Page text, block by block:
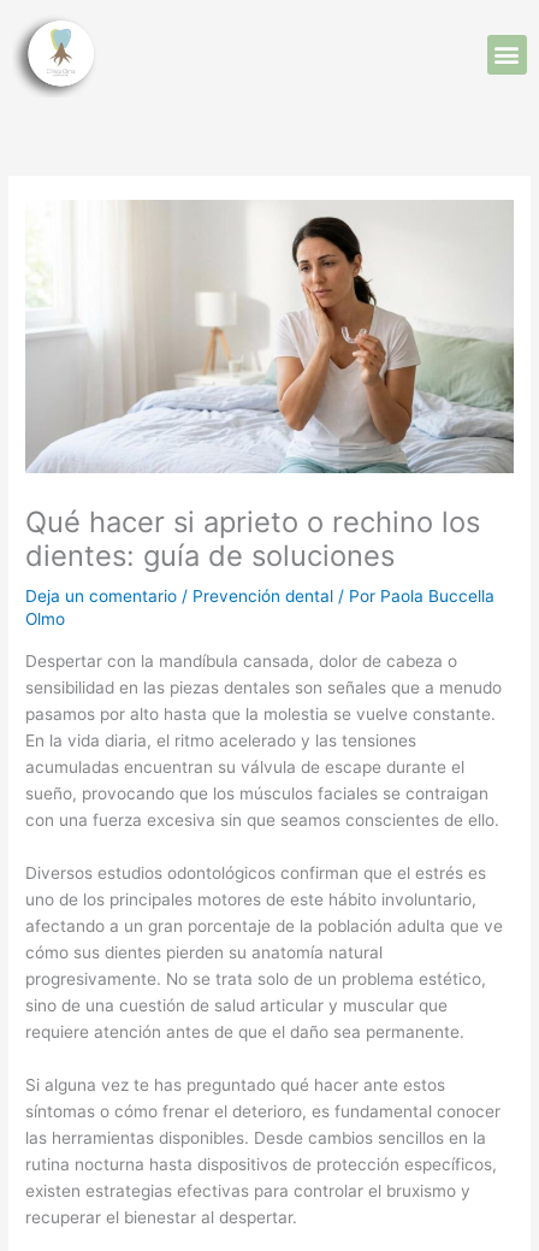
contenido
Qué hacer si aprieto o rechino los
dientes: guía de soluciones
Deja un comentario / Prevención dental / Por Paola Buccella
Olmo
Despertar con la mandíbula cansada, dolor de cabeza o
sensibilidad en las piezas dentales son señales que a menudo
pasamos por alto hasta que la molestia se vuelve constante.
En la vida diaria, el ritmo acelerado y las tensiones
acumuladas encuentran su válvula de escape durante el
sueño, provocando que los músculos faciales se contraigan
con una fuerza excesiva sin que seamos conscientes de ello.
Diversos estudios odontológicos confirman que el estrés es
uno de los principales motores de este hábito involuntario,
afectando a un gran porcentaje de la población adulta que ve
cómo sus dientes pierden su anatomía natural
progresivamente. No se trata solo de un problema estético,
sino de una cuestión de salud articular y muscular que
requiere atención antes de que el daño sea permanente.
Si alguna vez te has preguntado qué hacer ante estos
síntomas o cómo frenar el deterioro, es fundamental conocer
las herramientas disponibles. Desde cambios sencillos en la
rutina nocturna hasta dispositivos de protección específicos,
existen estrategias efectivas para controlar el bruxismo y
recuperar el bienestar al despertar.